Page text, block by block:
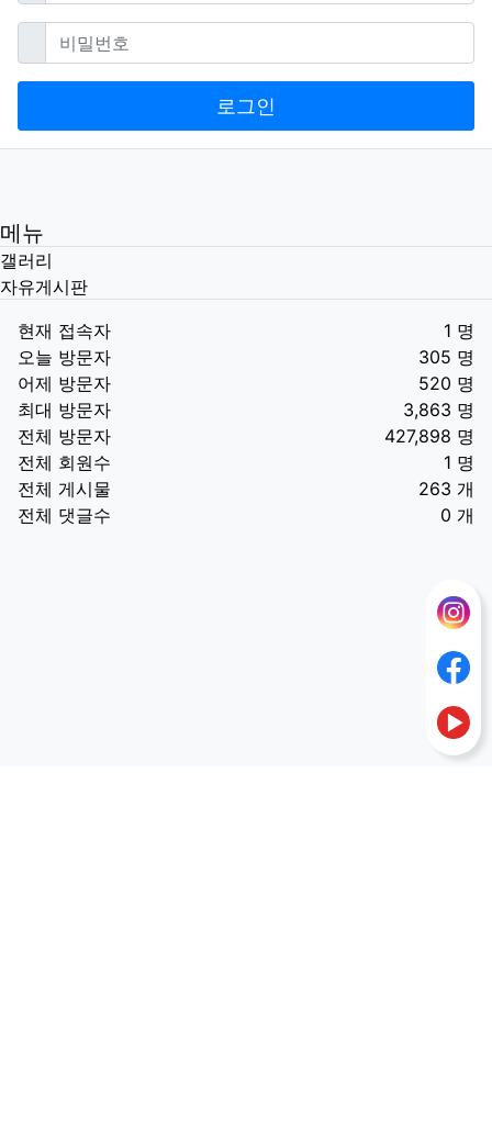
비밀번호필수
로그인
메뉴
갤러리
자유게시판
현재 접속자
1 명
오늘 방문자
305 명
어제 방문자
520 명
최대 방문자
3,863 명
전체 방문자
427,898 명
전체 회원수
1 명
전체 게시물
263 개
전체 댓글수
0 개